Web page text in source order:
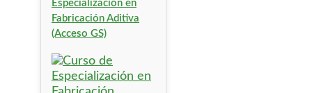
Especialización en
Fabricación Aditiva
(Acceso GS)